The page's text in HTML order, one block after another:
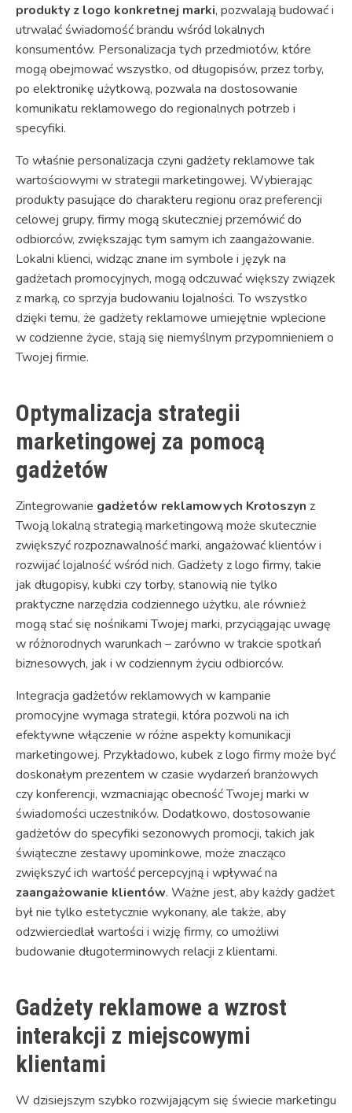
produkty z logo konkretnej marki, pozwalają budować i
utrwalać świadomość brandu wśród lokalnych
konsumentów. Personalizacja tych przedmiotów, które
mogą obejmować wszystko, od długopisów, przez torby,
po elektronikę użytkową, pozwala na dostosowanie
komunikatu reklamowego do regionalnych potrzeb i
specyfiki.
To właśnie personalizacja czyni gadżety reklamowe tak
wartościowymi w strategii marketingowej. Wybierając
produkty pasujące do charakteru regionu oraz preferencji
celowej grupy, firmy mogą skuteczniej przemówić do
odbiorców, zwiększając tym samym ich zaangażowanie.
Lokalni klienci, widząc znane im symbole i język na
gadżetach promocyjnych, mogą odczuwać większy związek
z marką, co sprzyja budowaniu lojalności. To wszystko
dzięki temu, że gadżety reklamowe umiejętnie wplecione
w codzienne życie, stają się niemyślnym przypomnieniem o
Twojej firmie.
Optymalizacja strategii
marketingowej za pomocą
gadżetów
Zintegrowanie gadżetów reklamowych Krotoszyn z
Twoją lokalną strategią marketingową może skutecznie
zwiększyć rozpoznawalność marki, angażować klientów i
rozwijać lojalność wśród nich. Gadżety z logo firmy, takie
jak długopisy, kubki czy torby, stanowią nie tylko
praktyczne narzędzia codziennego użytku, ale również
mogą stać się nośnikami Twojej marki, przyciągając uwagę
w różnorodnych warunkach – zarówno w trakcie spotkań
biznesowych, jak i w codziennym życiu odbiorców.
Integracja gadżetów reklamowych w kampanie
promocyjne wymaga strategii, która pozwoli na ich
efektywne włączenie w różne aspekty komunikacji
marketingowej. Przykładowo, kubek z logo firmy może być
doskonałym prezentem w czasie wydarzeń branżowych
czy konferencji, wzmacniając obecność Twojej marki w
świadomości uczestników. Dodatkowo, dostosowanie
gadżetów do specyfiki sezonowych promocji, takich jak
świąteczne zestawy upominkowe, może znacząco
zwiększyć ich wartość percepcyjną i wpływać na
zaangażowanie klientów. Ważne jest, aby każdy gadżet
był nie tylko estetycznie wykonany, ale także, aby
odzwierciedlał wartości i wizję firmy, co umożliwi
budowanie długoterminowych relacji z klientami.
Gadżety reklamowe a wzrost
interakcji z miejscowymi
klientami
W dzisiejszym szybko rozwijającym się świecie marketingu